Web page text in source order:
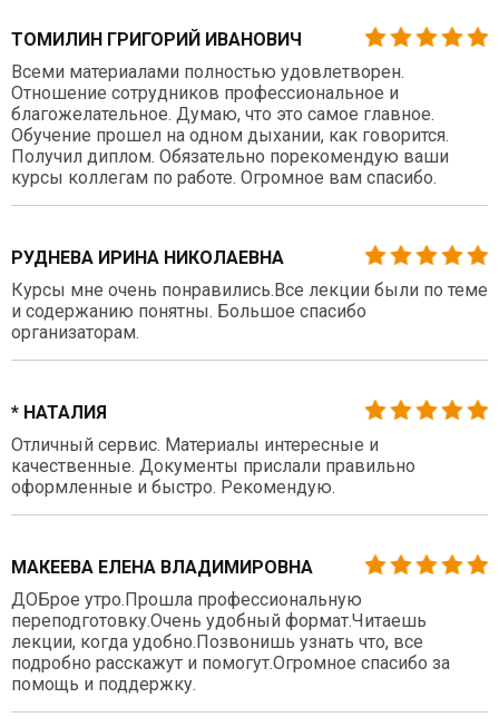
ТОМИЛИН ГРИГОРИЙ ИВАНОВИЧ
Всеми материалами полностью удовлетворен.
Отношение сотрудников профессиональное и
благожелательное. Думаю, что это самое главное.
Обучение прошел на одном дыхании, как говорится.
Получил диплом. Обязательно порекомендую ваши
курсы коллегам по работе. Огромное вам спасибо.
РУДНЕВА ИРИНА НИКОЛАЕВНА
Курсы мне очень понравились.Все лекции были по теме
и содержанию понятны. Большое спасибо
организаторам.
* НАТАЛИЯ
Отличный сервис. Материалы интересные и
качественные. Документы прислали правильно
оформленные и быстро. Рекомендую.
МАКЕЕВА ЕЛЕНА ВЛАДИМИРОВНА
ДОБрое утро.Прошла профессиональную
переподготовку.Очень удобный формат.Читаешь
лекции, когда удобно.Позвонишь узнать что, все
подробно расскажут и помогут.Огромное спасибо за
помощь и поддержку.